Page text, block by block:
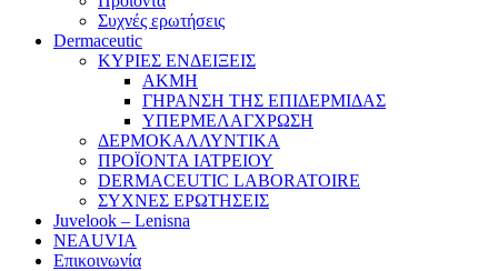
Συχνές ερωτήσεις
Dermaceutic
ΚΥΡΙΕΣ ΕΝΔΕΙΞΕΙΣ
ΑΚΜΗ
ΓΗΡΑΝΣΗ ΤΗΣ ΕΠΙΔΕΡΜΙΔΑΣ
ΥΠΕΡΜΕΛΑΓΧΡΩΣΗ
ΔΕΡΜΟΚΑΛΛΥΝΤΙΚΑ
ΠΡΟΪΟΝΤΑ ΙΑΤΡΕΙΟΥ
DERMACEUTIC LABORATOIRE
ΣΥΧΝΕΣ ΕΡΩΤΗΣΕΙΣ
Juvelook – Lenisna
NEAUVIA
Επικοινωνία